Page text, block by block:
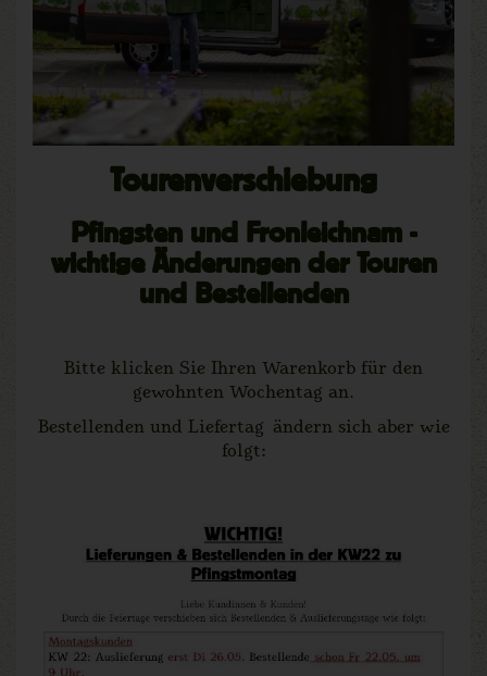
Tourenverschiebung
Pfingsten und Fronleichnam -
wichtige Änderungen der Touren
und Bestellenden
Bitte klicken Sie Ihren Warenkorb für den
gewohnten Wochentag an.
Bestellenden und Liefertag ändern sich aber wie
folgt: